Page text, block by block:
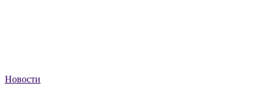
Новости